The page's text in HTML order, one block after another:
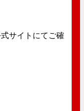
サイトにてご確